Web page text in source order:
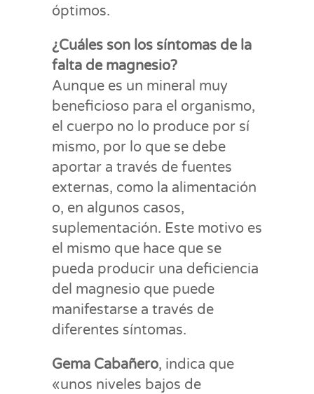
óptimos.
¿Cuáles son los síntomas de la
falta de magnesio?
Aunque es un mineral muy
beneficioso para el organismo,
el cuerpo no lo produce por sí
mismo, por lo que se debe
aportar a través de fuentes
externas, como la alimentación
o, en algunos casos,
suplementación. Este motivo es
el mismo que hace que se
pueda producir una deficiencia
del magnesio que puede
manifestarse a través de
diferentes síntomas.
Gema Cabañero, indica que
«unos niveles bajos de